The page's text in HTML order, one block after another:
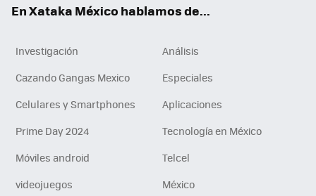
En Xataka México hablamos de...
Investigación
Análisis
Cazando Gangas Mexico
Especiales
Celulares y Smartphones
Aplicaciones
Prime Day 2024
Tecnología en México
Móviles android
Telcel
videojuegos
México